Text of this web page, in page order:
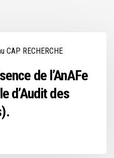
CAP RECHERCHE
de l’AnAFe
d’Audit des